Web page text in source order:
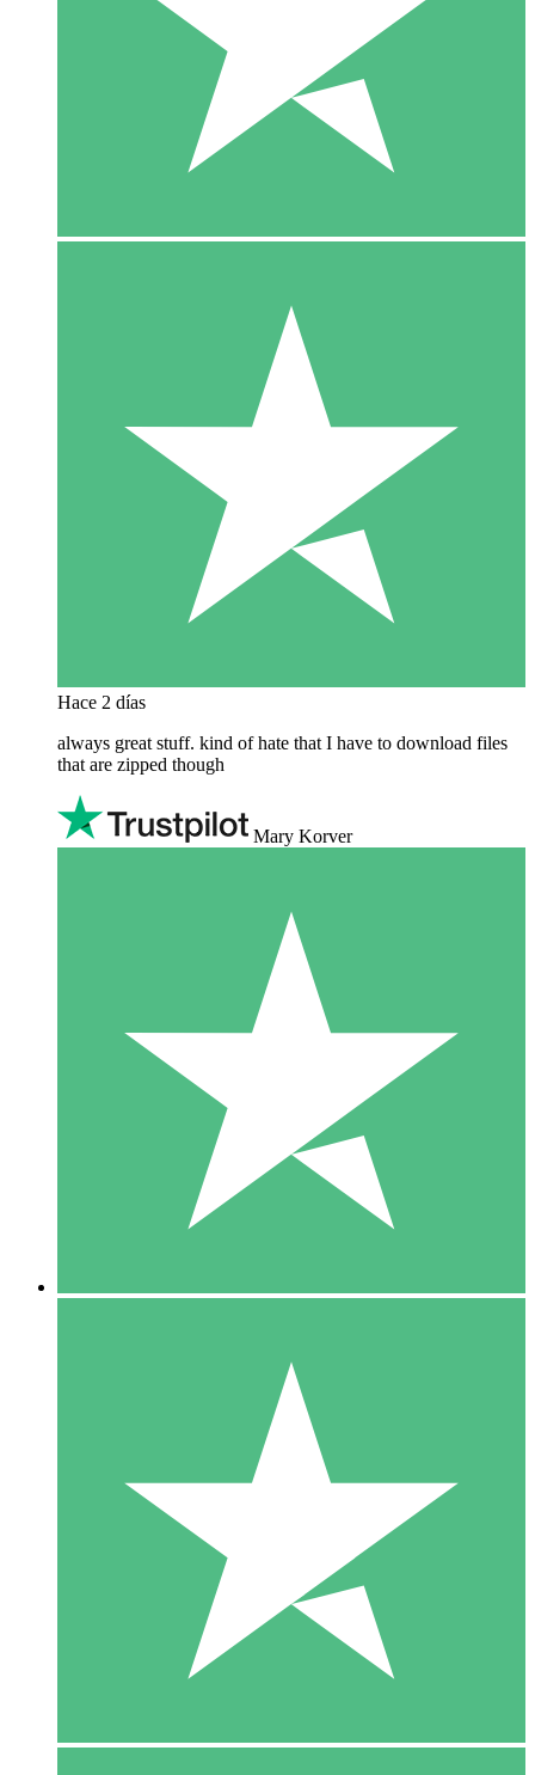
Hace 2 días
always great stuff. kind of hate that I have to download files
that are zipped though
Mary Korver